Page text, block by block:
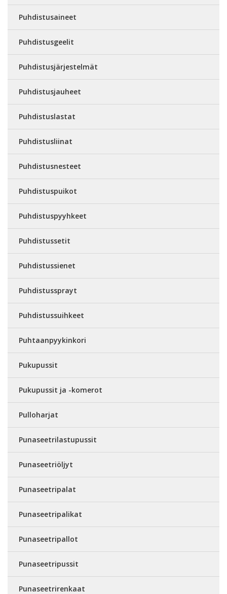
Puhdistusaineet
Puhdistusgeelit
Puhdistusjärjestelmät
Puhdistusjauheet
Puhdistuslastat
Puhdistusliinat
Puhdistusnesteet
Puhdistuspuikot
Puhdistuspyyhkeet
Puhdistussetit
Puhdistussienet
Puhdistussprayt
Puhdistussuihkeet
Puhtaanpyykinkori
Pukupussit
Pukupussit ja -komerot
Pulloharjat
Punaseetrilastupussit
Punaseetriöljyt
Punaseetripalat
Punaseetripalikat
Punaseetripallot
Punaseetripussit
Punaseetrirenkaat